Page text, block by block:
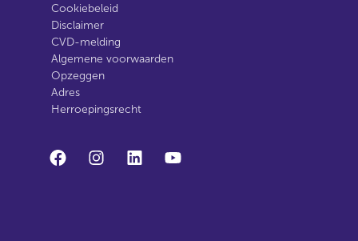
Cookiebeleid
Disclaimer
CVD-melding
Algemene voorwaarden
Opzeggen
Adres
Herroepingsrecht
facebookinstagramlinkedinyoutube